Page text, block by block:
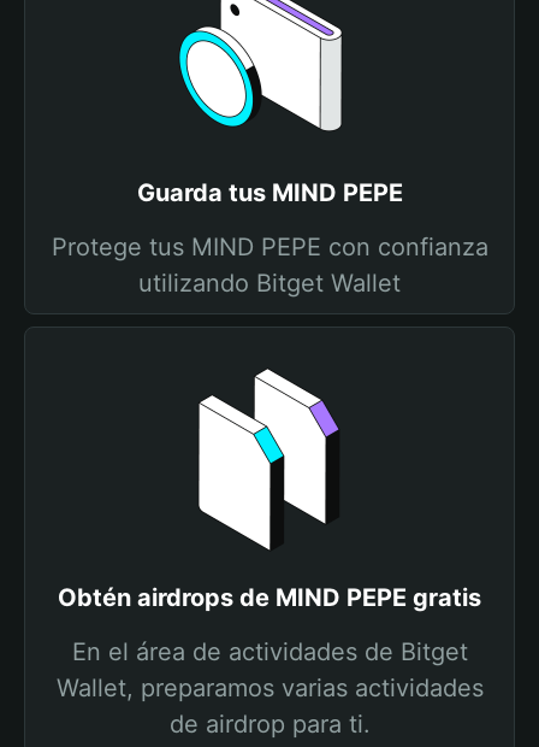
Guarda tus MIND PEPE
Protege tus MIND PEPE con confianza
utilizando Bitget Wallet
Obtén airdrops de MIND PEPE gratis
En el área de actividades de Bitget
Wallet, preparamos varias actividades
de airdrop para ti.